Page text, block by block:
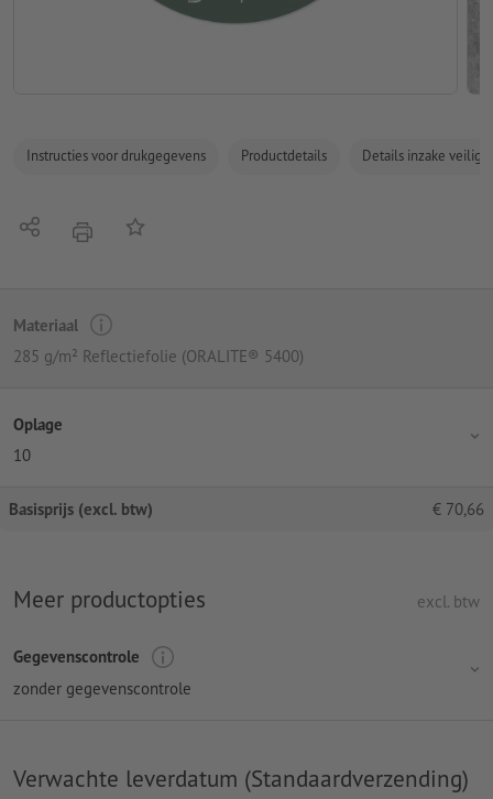
Instructies voor drukgegevens Productdetails Details inzake
Delen afdrukkenOp de lijst
Materiaal
285 g/m² Reflectiefolie (ORALITE® 5400)
Oplage
10
Basisprijs (excl. btw) € 70,66
Meer productopties excl. btw
Gegevenscontrole
zonder gegevenscontrole
Verwachte leverdatum (Standaardverzending)